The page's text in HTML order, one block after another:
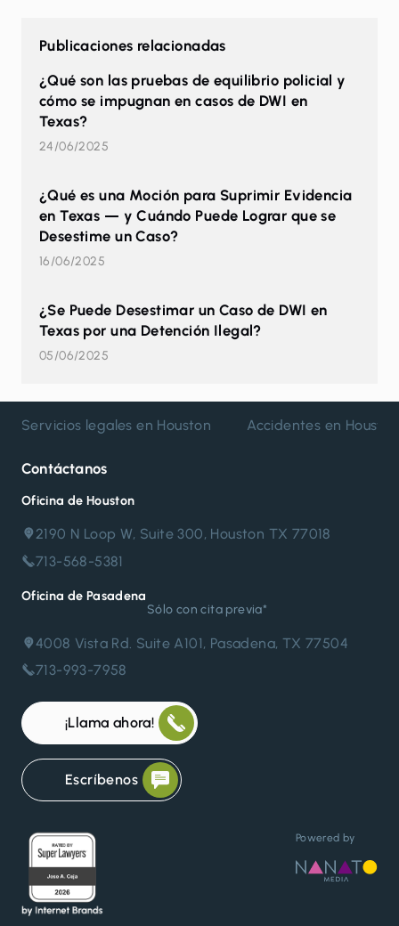
Publicaciones relacionadas
¿Qué son las pruebas de equilibrio policial y
cómo se impugnan en casos de DWI en
Texas?
24/06/2025
¿Qué es una Moción para Suprimir Evidencia
en Texas — y Cuándo Puede Lograr que se
Desestime un Caso?
16/06/2025
¿Se Puede Desestimar un Caso de DWI en
Texas por una Detención Ilegal?
05/06/2025
Servicios legales en Houston Accidentes en Houston
Contáctanos
Oficina de Houston
2190 N Loop W, Suite 300, Houston TX 77018
713-568-5381
Oficina de Pasadena
Sólo con cita previa*
4008 Vista Rd. Suite A101, Pasadena, TX 77504
713-993-7958
¡Llama ahora!
Escríbenos
Powered by